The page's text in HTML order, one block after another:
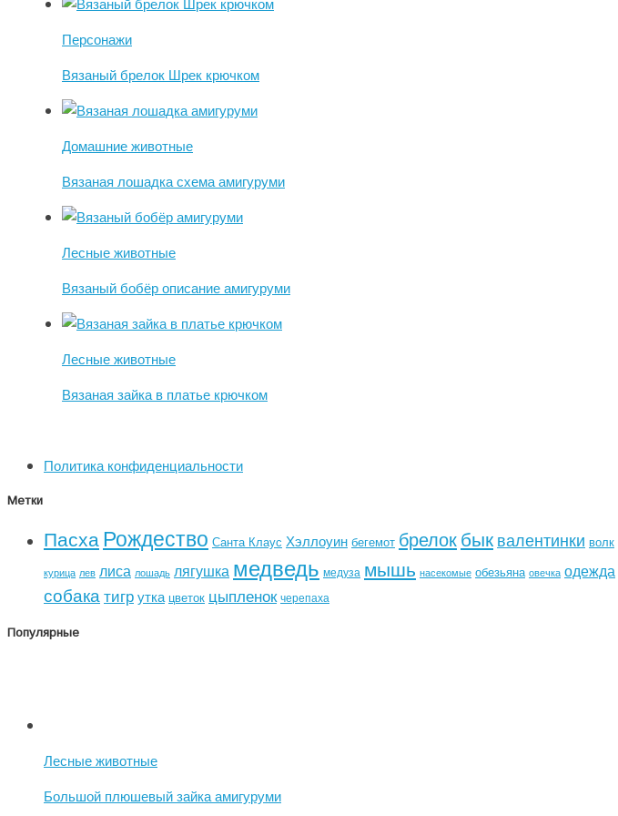
Персонажи
Вязаный брелок Шрек крючком
Домашние животные
Вязаная лошадка схема амигуруми
Лесные животные
Вязаный бобёр описание амигуруми
Лесные животные
Вязаная зайка в платье крючком
Политика конфиденциальности
Метки
ПасхаРождество Санта Клаус Хэллоуин бегемот брелокбыквалентинки волк
курица лев лиса лошадь лягушка медведь медуза мышь насекомые обезьяна овечка одежда
собака тигрутка цветок цыпленок черепаха
Популярные
Лесные животные
Большой плюшевый зайка амигуруми